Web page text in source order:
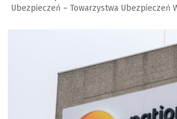
Ubezpieczeń – Towarzystwa Ubezpieczeń